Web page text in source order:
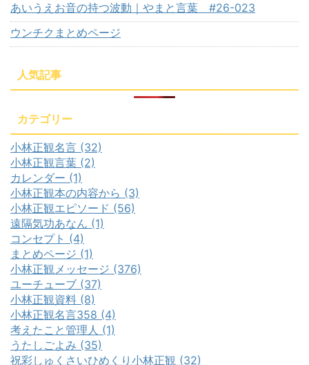
あいうえお音の持つ波動｜やまと言葉 #26-023
ウンチクまとめページ
人気記事
カテゴリー
小林正観名言 (32)
小林正観言葉 (2)
カレンダー (1)
小林正観本の内容から (3)
小林正観エピソード (56)
遠隔気功あなん (1)
コンセプト (4)
まとめページ (1)
小林正観メッセージ (376)
ユーチューブ (37)
小林正観資料 (8)
小林正観名言358 (4)
考えたこと管理人 (1)
うたしごよみ (35)
祝彩しゅくさいひめくり小林正観 (32)